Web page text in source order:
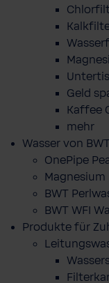
Geld
Kaffee
mehr
Wasser von
OnePipe
Magnesium
BWT
BWT WFI
Produkte für